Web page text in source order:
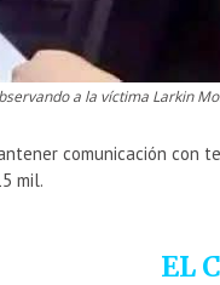
a la víctima Larkin
comunicación con
mil.
EL